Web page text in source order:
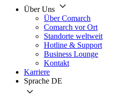
Über Uns
Über Comarch
Comarch vor Ort
Standorte weltweit
Hotline & Support
Business Lounge
Kontakt
Karriere
Sprache DE